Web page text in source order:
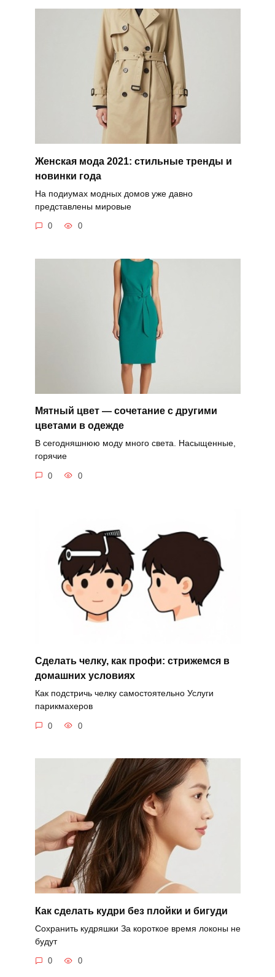
Женская мода 2021: стильные тренды и
новинки года
На подиумах модных домов уже давно
представлены мировые
0 0
Мятный цвет — сочетание с другими
цветами в одежде
В сегодняшнюю моду много света. Насыщенные,
горячие
0 0
Сделать челку, как профи: стрижемся в
домашних условиях
Как подстричь челку самостоятельно Услуги
парикмахеров
0 0
Как сделать кудри без плойки и бигуди
Сохранить кудряшки За короткое время локоны не
будут
0 0